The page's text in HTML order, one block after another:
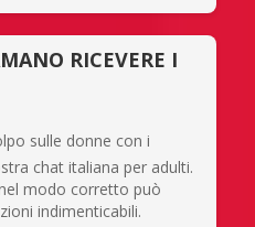
RICEVERE I
sulle donne con i
chat italiana per adulti.
modo corretto può
indimenticabili.